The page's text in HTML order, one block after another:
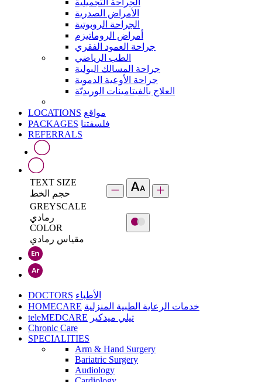
الأمراض الصدرية
الجراحة الروبوتية
أمراض الروماتيزم
جراحة العمود الفقري
الطب الرياضي
جراحة المسالك البولية
جراحة الأوعية الدموية
العلاج بالفيتامينات الوريديّة
LOCATIONS مواقع
PACKAGES فلسفتنا
REFERRALS
TEXT SIZE
حجم الخط
GREYSCALE
رمادي
COLOR
مقياس رمادي
DOCTORS الأطباء
HOMECARE خدمات الرعاية الطبية المنزلية
teleMEDCARE تيلي ميدكير
Chronic Care
SPECIALITIES
Arm & Hand Surgery
Bariatric Surgery
Audiology